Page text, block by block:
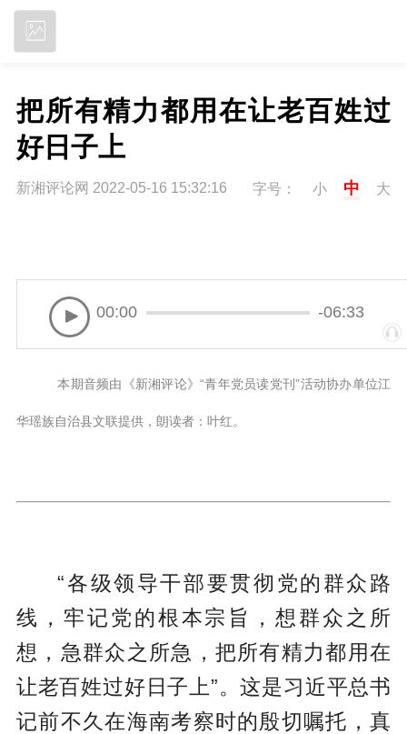
把所有精力都用在让老百姓过
好日子上
新湘评论网 2022-05-16 15:32:16 字号： 小 中 大
00:00 -06:33
本期音频由《新湘评论》“青年党员读党刊”活动协办单位江
华瑶族自治县文联提供，朗读者：叶红。
“各级领导干部要贯彻党的群众路
线，牢记党的根本宗旨，想群众之所
想，急群众之所急，把所有精力都用在
让老百姓过好日子上”。这是习近平总书
记前不久在海南考察时的殷切嘱托，真